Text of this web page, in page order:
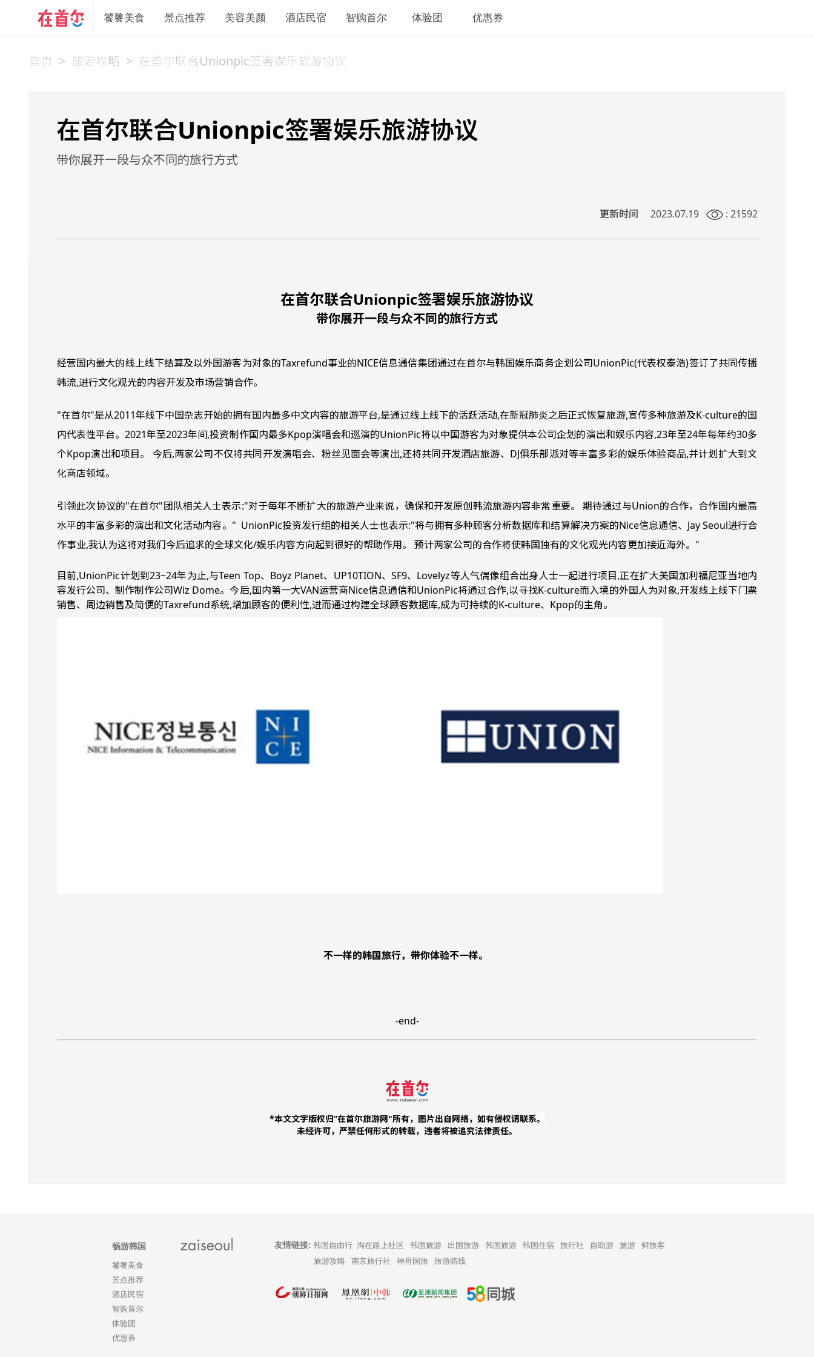
饕餮美食 景点推荐 美容美颜 酒店民宿 智购首尔 体验团 优惠券
首页 > 旅游攻略 > 在首尔联合Unionpic签署娱乐旅游协议
在首尔联合Unionpic签署娱乐旅游协议
带你展开一段与众不同的旅行方式
更新时间 2023.07.19 : 21592
在首尔联合Unionpic签署娱乐旅游协议
带你展开一段与众不同的旅行方式
经营国内最大的线上线下结算及以外国游客为对象的Taxrefund事业的NICE信息通信集团通过在首尔与韩国娱乐商务企划公司UnionPic(代表权泰浩)签订了共同传播
韩流,进行文化观光的内容开发及市场营销合作。
"在首尔"是从2011年线下中国杂志开始的拥有国内最多中文内容的旅游平台,是通过线上线下的活跃活动,在新冠肺炎之后正式恢复旅游,宣传多种旅游及K-culture的国
内代表性平台。2021年至2023年间,投资制作国内最多Kpop演唱会和巡演的UnionPic将以中国游客为对象提供本公司企划的演出和娱乐内容,23年至24年每年约30多
个Kpop演出和项目。 今后,两家公司不仅将共同开发演唱会、粉丝见面会等演出,还将共同开发酒店旅游、DJ俱乐部派对等丰富多彩的娱乐体验商品,并计划扩大到文
化商店领域。
引领此次协议的"在首尔"团队相关人士表示:"对于每年不断扩大的旅游产业来说，确保和开发原创韩流旅游内容非常重要。 期待通过与Union的合作，合作国内最高
水平的丰富多彩的演出和文化活动内容。" UnionPic投资发行组的相关人士也表示:"将与拥有多种顾客分析数据库和结算解决方案的Nice信息通信、Jay Seoul进行合
作事业,我认为这将对我们今后追求的全球文化/娱乐内容方向起到很好的帮助作用。 预计两家公司的合作将使韩国独有的文化观光内容更加接近海外。"
目前,UnionPic计划到23~24年为止,与Teen Top、Boyz Planet、UP10TION、SF9、Lovelyz等人气偶像组合出身人士一起进行项目,正在扩大美国加利福尼亚当地内
容发行公司、制作制作公司Wiz Dome。今后,国内第一大VAN运营商Nice信息通信和UnionPic将通过合作,以寻找K-culture而入境的外国人为对象,开发线上线下门票
销售、周边销售及简便的Taxrefund系统,增加顾客的便利性,进而通过构建全球顾客数据库,成为可持续的K-culture、Kpop的主角。
不一样的韩国旅行，带你体验不一样。
-end-
*本文文字版权归“在首尔旅游网"所有，图片出自网络，如有侵权请联系。
未经许可，严禁任何形式的转载，违者将被追究法律责任。
畅游韩国
饕餮美食
景点推荐
酒店民宿
智购首尔
体验团
优惠券
友情链接: 韩国自由行 淘在路上社区 韩国旅游 出国旅游 韩国旅游 韩国住宿 旅行社 自助游 旅游
鲜旅客
旅游攻略
南京旅行社 神舟国旅 旅游路线